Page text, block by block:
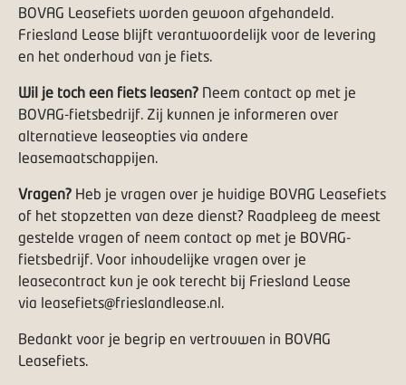
BOVAG Leasefiets worden gewoon afgehandeld.
Friesland Lease blijft verantwoordelijk voor de levering
en het onderhoud van je fiets.
Wil je toch een fiets leasen? Neem contact op met je
BOVAG-fietsbedrijf. Zij kunnen je informeren over
alternatieve leaseopties via andere
leasemaatschappijen.
Vragen? Heb je vragen over je huidige BOVAG Leasefiets
of het stopzetten van deze dienst? Raadpleeg de meest
gestelde vragen of neem contact op met je BOVAG-
fietsbedrijf. Voor inhoudelijke vragen over je
leasecontract kun je ook terecht bij Friesland Lease
via leasefiets@frieslandlease.nl.
Bedankt voor je begrip en vertrouwen in BOVAG
Leasefiets.